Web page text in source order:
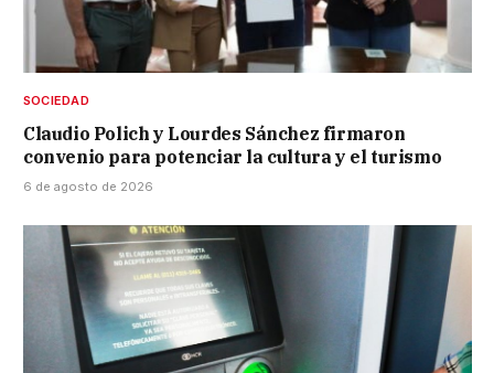
SOCIEDAD
Claudio Polich y Lourdes Sánchez firmaron
convenio para potenciar la cultura y el turismo
6 de agosto de 2026